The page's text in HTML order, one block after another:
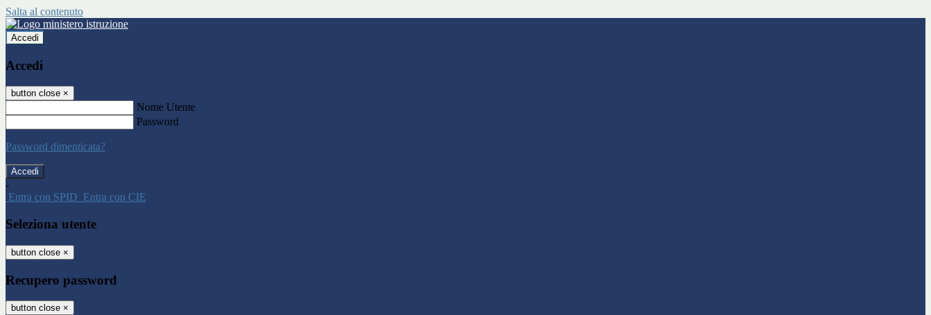
Salta al contenuto
Accedi
Accedi
button close ×
Nome Utente
Password
Password dimenticata?
-
Entra con SPID Entra con CIE
Seleziona utente
button close ×
Recupero password
button close ×